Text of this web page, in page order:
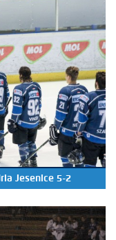
Jesenice 5-2